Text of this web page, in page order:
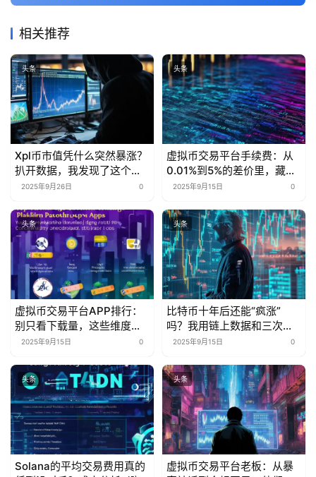
相关推荐
头条
Xpl币市值凭什么突然暴涨？
扒开数据，我发现了这个行
业秘密
2025年9月26日 0
头条
虚拟币交易平台手续费：从
0.01%到5%的差价里，藏着
多少被忽略的省钱密码？
2025年9月15日 0
头条
虚拟币交易平台APP排行：
别只看下载量，这些维度才
是“真·核心指标”
2025年9月15日 0
头条
比特币十年后还能“疯涨”
吗？我用链上数据和三次抄
底经历告诉你
2025年9月15日 0
头条
Solana的平均交易费用真的
头条
虚拟币交易平台老板：从暴